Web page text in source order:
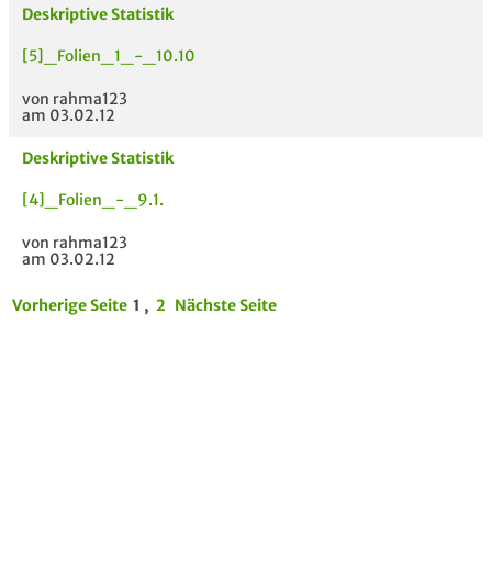
Deskriptive Statistik
[5]_Folien_1_-_10.10
von rahma123
am 03.02.12
Deskriptive Statistik
[4]_Folien_-_9.1.
von rahma123
am 03.02.12
Vorherige Seite 1 , 2 Nächste Seite